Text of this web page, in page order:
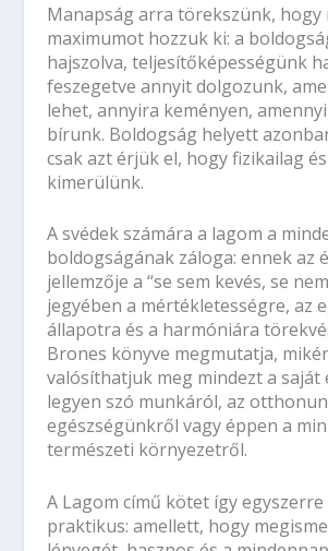
Manapság arra törekszünk, hogy
maximumot hozzuk ki: a
hajszolva, teljesítőképességünk
feszegetve annyit dolgozunk,
lehet, annyira keményen,
bírunk. Boldogság helyett
csak azt érjük el, hogy fizikailag
kimerülünk.
A svédek számára a lagom a
boldogságának záloga: ennek az
jellemzője a “se sem kevés, se
jegyében a mértékletességre, az
állapotra és a harmóniára
Brones könyve megmutatja,
valósíthatjuk meg mindezt a saját
legyen szó munkáról, az
egészségünkről vagy éppen a
természeti környezetről.
A Lagom című kötet így
praktikus: amellett, hogy